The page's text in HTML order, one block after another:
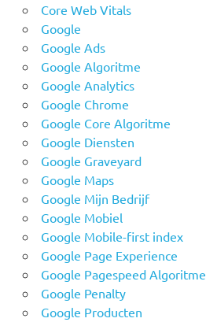
Core Web Vitals
Google
Google Ads
Google Algoritme
Google Analytics
Google Chrome
Google Core Algoritme
Google Diensten
Google Graveyard
Google Maps
Google Mijn Bedrijf
Google Mobiel
Google Mobile-first index
Google Page Experience
Google Pagespeed Algoritme
Google Penalty
Google Producten